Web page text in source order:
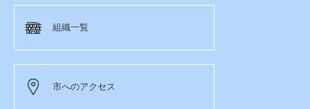
組織一覧
市へのアクセス